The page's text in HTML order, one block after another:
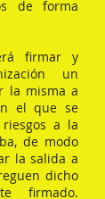
de forma
firmar y
un
la misma a
el que se
a la
de modo
la salida a
dicho
firmado.